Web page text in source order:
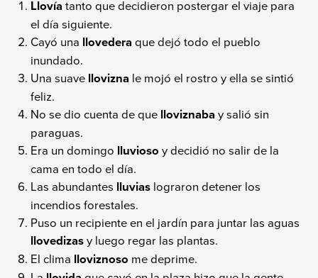
Llovía tanto que decidieron postergar el viaje para
el día siguiente.
Cayó una llovedera que dejó todo el pueblo
inundado.
Una suave llovizna le mojó el rostro y ella se sintió
feliz.
No se dio cuenta de que lloviznaba y salió sin
paraguas.
Era un domingo lluvioso y decidió no salir de la
cama en todo el día.
Las abundantes lluvias lograron detener los
incendios forestales.
Puso un recipiente en el jardín para juntar las aguas
llovedizasy luego regar las plantas.
El clima lloviznoso me deprime.